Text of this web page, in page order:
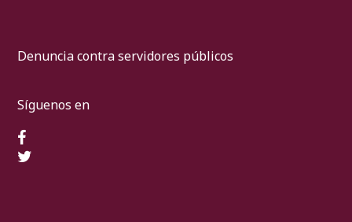
Denuncia contra servidores públicos
Síguenos en